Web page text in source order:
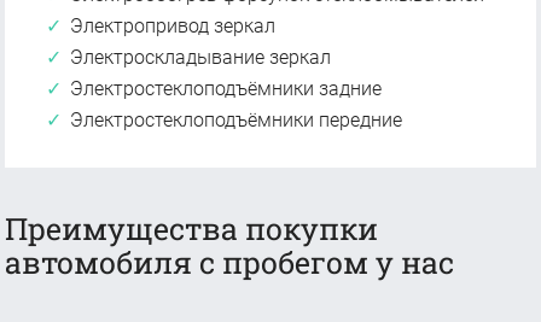
Электропривод зеркал
Электроскладывание зеркал
Электростеклоподъёмники задние
Электростеклоподъёмники передние
Преимущества покупки
автомобиля с пробегом у нас